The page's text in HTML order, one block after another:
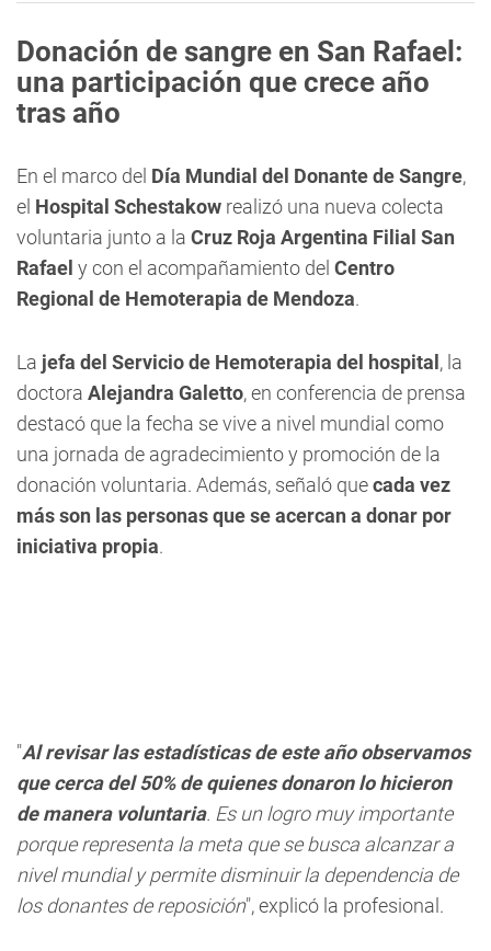
Donación de sangre en San Rafael:
una participación que crece año
tras año
En el marco del Día Mundial del Donante de Sangre,
el Hospital Schestakow realizó una nueva colecta
voluntaria junto a la Cruz Roja Argentina Filial San
Rafael y con el acompañamiento del Centro
Regional de Hemoterapia de Mendoza.
La jefa del Servicio de Hemoterapia del hospital , la
doctora Alejandra Galetto, en conferencia de prensa
destacó que la fecha se vive a nivel mundial como
una jornada de agradecimiento y promoción de la
donación voluntaria. Además, señaló quecada vez
más son las personas que se acercan a donar por
iniciativa propia.
"Al revisar las estadísticas de este año observamos
que cerca del 50% de quienes donaron lo hicieron
de manera voluntaria. Es un logro muy importante
porque representa la meta que se busca alcanzar a
nivel mundial y permite disminuir la dependencia de
los donantes de reposición", explicó la profesional.